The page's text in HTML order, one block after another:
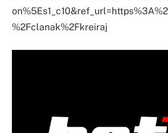
%2Fclanak%2Fkreiraj